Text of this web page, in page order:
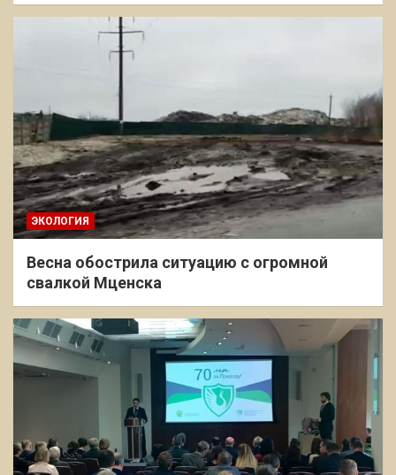
ЭКОЛОГИЯ
Весна обострила ситуацию с огромной
свалкой Мценска